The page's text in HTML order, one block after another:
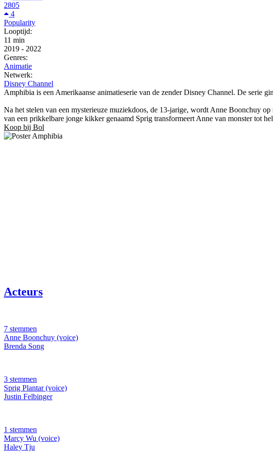
2805
4
Popularity
Looptijd:
11 min
2019 - 2022
Genres:
Animatie
Netwerk:
Disney Channel
Amphibia is een Amerikaanse animatieserie van de zender Disney Channel. De serie
Na het stelen van een mysterieuze muziekdoos, de 13-jarige, wordt Anne Boonchuy
van een prikkelbare jonge kikker genaamd Sprig transformeert Anne van monster tot
Koop bij Bol
Acteurs
7 stemmen
Anne Boonchuy (voice)
Brenda Song
3 stemmen
Sprig Plantar (voice)
Justin Felbinger
1 stemmen
Marcy Wu (voice)
Haley Tju